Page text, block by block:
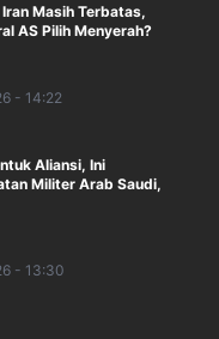
Masih Terbatas,
AS Pilih Menyerah?
- 14:22
Aliansi, Ini
Militer Arab Saudi,
- 13:30